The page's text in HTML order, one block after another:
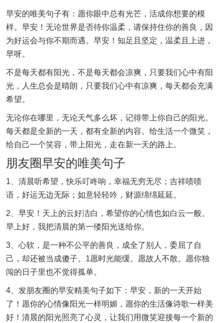
早安的唯美句子有：愿你眼中总有光芒，活成你想要的模
样。早安！无论世界是否待你温柔，请保持住你的善良，因
为好运会与你不期而遇。早安！知足且坚定，温柔且上进，
早呀。
不是每天都有阳光，不是每天都会凉爽，只要我们心中有阳
光，人生总会是晴朗，只要我们心中有凉爽，每天都会充满
希望。
无论你在哪里，无论天气多么坏，记得带上你自己的阳光。
每天都是全新的一天，都有全新的内容。给生活一个微笑，
给自己一个笑容，带上阳光，走在新一天的路上。
朋友圈早安的唯美句子
1、清晨听希望，快乐叮咚响，幸福无穷无尽；吉祥啧啧
语，好运无边无际；如意轻轻吟，财源绵绵延延。
2、早安！天上的云好洁白，希望你的心情也如白云一般。
早上好，我把清晨的第一缕阳光送给你。
3、心软，是一种不公平的善良，成全了别人，委屈了自
己，却还被当成傻子。1愿时光能缓。愿故人不散。愿你独
闯的日子里也不觉得孤单。
4、发朋友圈的早安精美句子如下：早安，新的一天开始
了！愿你的心情像阳光一样明媚，愿你的生活像诗歌一样美
好！清晨的阳光照亮了心灵，让我们用微笑迎接每一个新的